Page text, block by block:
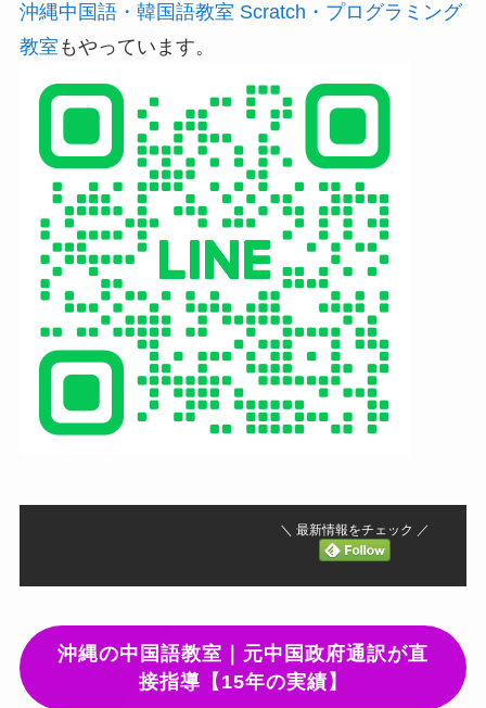
沖縄中国語・韓国語教室 Scratch・プログラミング
教室 もやっています。
＼ 最新情報をチェック ／
沖縄の中国語教室｜元中国政府通訳が直
接指導【15年の実績】